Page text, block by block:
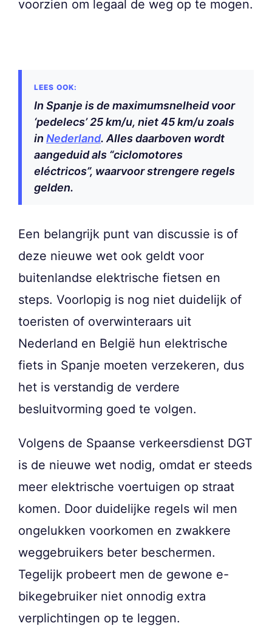
voorzien om legaal de weg op te mogen.
In Spanje is de maximumsnelheid voor
‘pedelecs’ 25 km/u, niet 45 km/u zoals
in Nederland. Alles daarboven wordt
aangeduid als “ciclomotores
eléctricos”, waarvoor strengere regels
gelden.
Een belangrijk punt van discussie is of
deze nieuwe wet ook geldt voor
buitenlandse elektrische fietsen en
steps. Voorlopig is nog niet duidelijk of
toeristen of overwinteraars uit
Nederland en België hun elektrische
fiets in Spanje moeten verzekeren, dus
het is verstandig de verdere
besluitvorming goed te volgen.
Volgens de Spaanse verkeersdienst DGT
is de nieuwe wet nodig, omdat er steeds
meer elektrische voertuigen op straat
komen. Door duidelijke regels wil men
ongelukken voorkomen en zwakkere
weggebruikers beter beschermen.
Tegelijk probeert men de gewone e-
bikegebruiker niet onnodig extra
verplichtingen op te leggen.